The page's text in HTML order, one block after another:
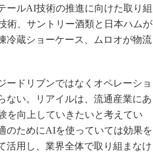
ールAI技術の推進に向けた取り組
術、サントリー酒類と日本ハムが
冷蔵ショーケース、ムロオが物流
ドリブンではなくオペレーショ
ない。リアイルは、流通産業にあ
を向上していきたいと考えてい
のためにAIを使っていては効果を
活用し、業界全体で取り組まなけ